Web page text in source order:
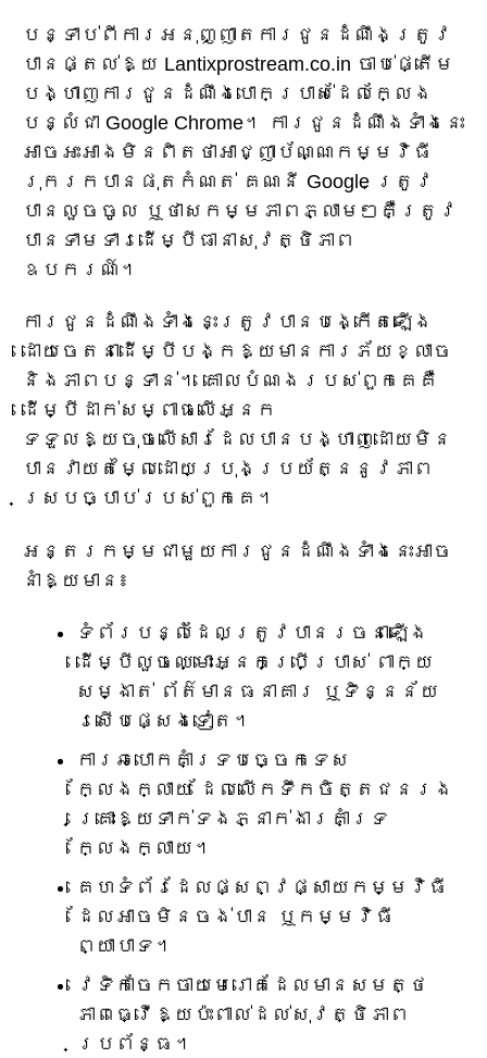
បន្ទាប់ពីការអនុញ្ញាតការជូនដំណឹងត្រូវ
បានផ្តល់ឱ្យ Lantixprostream.co.in ចាប់ផ្តើម
បង្ហាញការជូនដំណឹងបោកប្រាស់ដែលក្លែង
បន្លំជា Google Chrome។ ការជូនដំណឹងទាំងនេះ
អាចអះអាងមិនពិតថាអាជ្ញាប័ណ្ណកម្មវិធី
រុករកបានផុតកំណត់ គណនី Google ត្រូវ
បានលួចចូល ឬថាសកម្មភាពភ្លាមៗគឺត្រូវ
បានទាមទារដើម្បីធានាសុវត្ថិភាព
ឧបករណ៍។
ការជូនដំណឹងទាំងនេះត្រូវបានបង្កើតឡើង
ដោយចេតនាដើម្បីបង្កឱ្យមានការភ័យខ្លាច
និងភាពបន្ទាន់។ គោលបំណងរបស់ពួកគេគឺ
ដើម្បីដាក់សម្ពាធលើអ្នក
ទទួលឱ្យចុចលើសារដែលបានបង្ហាញដោយមិន
បានវាយតម្លៃដោយប្រុងប្រយ័ត្ននូវភាព
ស្របច្បាប់របស់ពួកគេ។
អន្តរកម្មជាមួយការជូនដំណឹងទាំងនេះអាច
នាំឱ្យមាន៖
ទំព័របន្លំដែលត្រូវបានរចនាឡើង
ដើម្បីលួចឈ្មោះអ្នកប្រើប្រាស់ ពាក្យ
សម្ងាត់ ព័ត៌មានធនាគារ ឬទិន្នន័យ
រសើបផ្សេងទៀត។
ការឆបោកគាំទ្របច្ចេកទេស
ក្លែងក្លាយ ដែលលើកទឹកចិត្តជនរង
គ្រោះឱ្យទាក់ទងភ្នាក់ងារគាំទ្រ
ក្លែងក្លាយ។
គេហទំព័រដែលផ្សព្វផ្សាយកម្មវិធី
ដែលអាចមិនចង់បាន ឬកម្មវិធី
ព្យាបាទ។
វេទិកាចែកចាយមេរោគដែលមានសមត្ថ
ភាពធ្វើឱ្យប៉ះពាល់ដល់សុវត្ថិភាព
ប្រព័ន្ធ។